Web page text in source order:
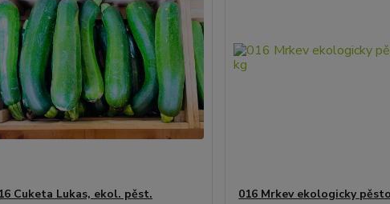
Cuketa Lukas, ekol. pěst. 016 Mrkev ekologicky